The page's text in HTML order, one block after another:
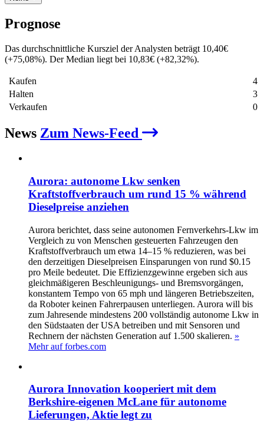
Prognose
Das durchschnittliche Kursziel der Analysten beträgt 10,40€
(+75,08%). Der Median liegt bei 10,83€ (+82,32%).
Kaufen
4
Halten
3
Verkaufen
0
News Zum News-Feed
Aurora: autonome Lkw senken
Kraftstoffverbrauch um rund 15 % während
Dieselpreise anziehen
Aurora berichtet, dass seine autonomen Fernverkehrs-Lkw im
Vergleich zu von Menschen gesteuerten Fahrzeugen den
Kraftstoffverbrauch um etwa 14–15 % reduzieren, was bei
den derzeitigen Dieselpreisen Einsparungen von rund $0.15
pro Meile bedeutet. Die Effizienzgewinne ergeben sich aus
gleichmäßigeren Beschleunigungs- und Bremsvorgängen,
konstantem Tempo von 65 mph und längeren Betriebszeiten,
da Roboter keinen Fahrerpausen unterliegen. Aurora will bis
zum Jahresende mindestens 200 vollständig autonome Lkw in
den Südstaaten der USA betreiben und mit Sensoren und
Rechnern der nächsten Generation auf 1.500 skalieren. »
Mehr auf forbes.com
Aurora Innovation kooperiert mit dem
Berkshire-eigenen McLane für autonome
Lieferungen, Aktie legt zu